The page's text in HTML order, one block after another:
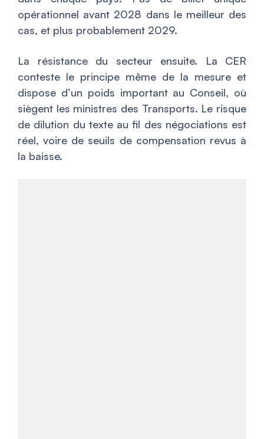
opérationnel avant 2028 dans le meilleur des
cas, et plus probablement 2029.
La résistance du secteur ensuite. La CER
conteste le principe même de la mesure et
dispose d’un poids important au Conseil, où
siègent les ministres des Transports. Le risque
de dilution du texte au fil des négociations est
réel, voire de seuils de compensation revus à
la baisse.